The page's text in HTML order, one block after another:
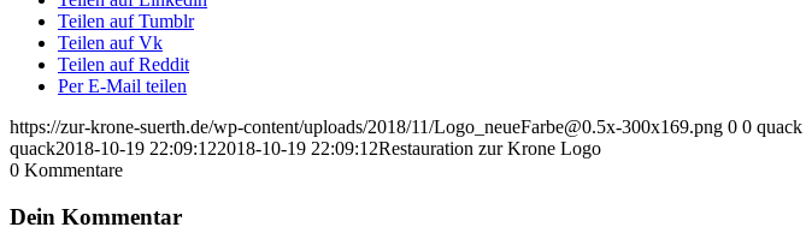
Teilen auf Tumblr
Teilen auf Vk
Teilen auf Reddit
Per E-Mail teilen
https://zur-krone-suerth.de/wp-content/uploads/2018/11/Logo_neueFarbe@0.5x-300x169.png 0 0 quack
quack2018-10-19 22:09:122018-10-19 22:09:12Restauration zur Krone Logo
0 Kommentare
Dein Kommentar